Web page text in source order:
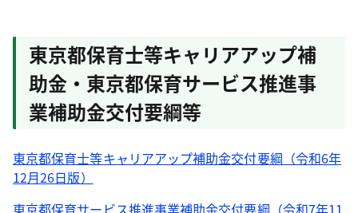
東京都保育士等キャリアアップ補
助金・東京都保育サービス推進事
業補助金交付要綱等
東京都保育士等キャリアアップ補助金交付要綱（令和6年
12月26日版）
東京都保育サービス推進事業補助金交付要綱（令和7年11